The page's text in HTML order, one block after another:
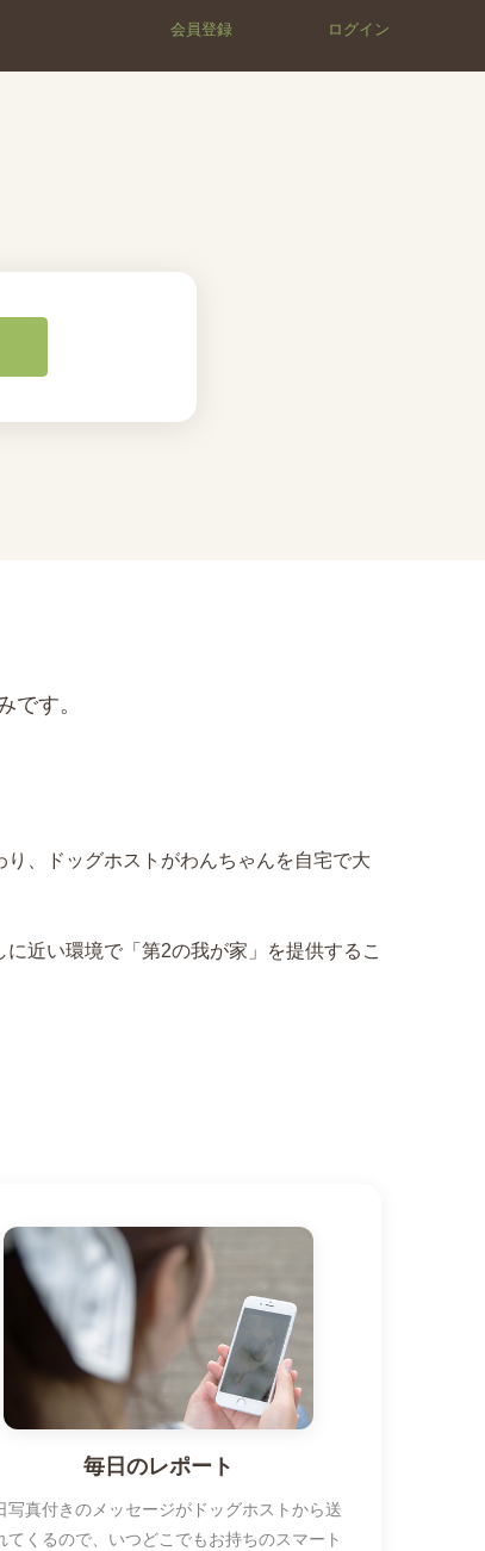
会員登録 ログイン
です。
、ドッグホストがわんちゃんを自宅で大
近い環境で「第2の我が家」を提供するこ
毎日のレポート
写真付きのメッセージがドッグホストから送
てくるので、いつどこでもお持ちのスマート